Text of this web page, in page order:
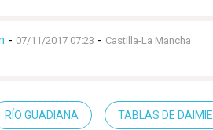
- 07/11/2017 07:23 - Castilla-La Mancha
RÍO GUADIANA TABLAS DE